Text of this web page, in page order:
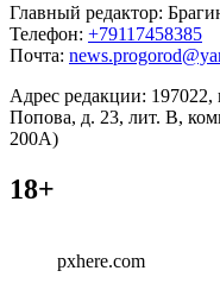
Главный редактор:
Телефон: +79117458385
Почта:
Адрес редакции: 197022,
Попова, д. 23, лит. В,
200А)
18+
pxhere.com